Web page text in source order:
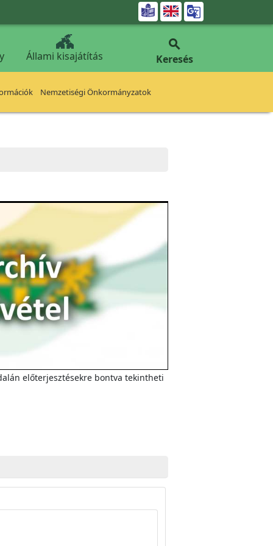

Állami kisajátítás

Keresés
Nemzetiségi Önkormányzatok
előterjesztésekre bontva tekintheti